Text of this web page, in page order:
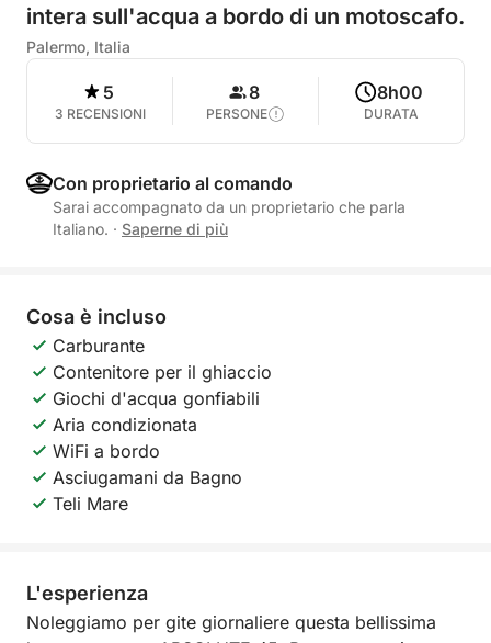
intera sull'acqua a bordo di un motoscafo.
Palermo, Italia
5
3 RECENSIONI
8
PERSONE
8h00
DURATA
Con proprietario al comando
Sarai accompagnato da un proprietario che parla
Italiano. · Saperne di più
Cosa è incluso
Carburante
Contenitore per il ghiaccio
Giochi d'acqua gonfiabili
Aria condizionata
WiFi a bordo
Asciugamani da Bagno
Teli Mare
L'esperienza
Noleggiamo per gite giornaliere questa bellissima